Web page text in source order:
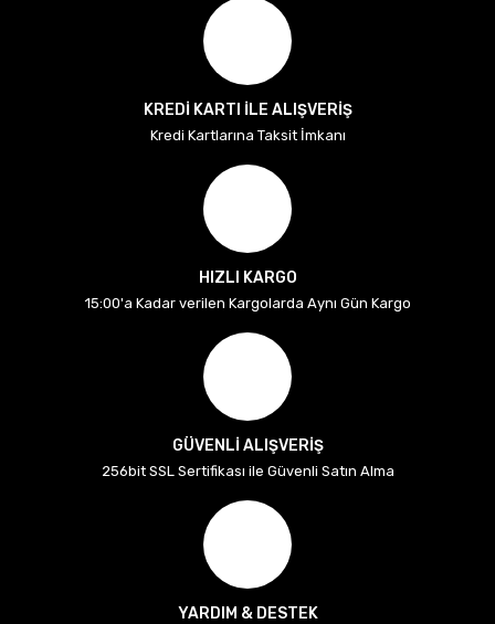
KREDİ KARTI İLE ALIŞVERİŞ
Kredi Kartlarına Taksit İmkanı
HIZLI KARGO
15:00'a Kadar verilen Kargolarda Aynı Gün Kargo
GÜVENLİ ALIŞVERİŞ
256bit SSL Sertifikası ile Güvenli Satın Alma
YARDIM & DESTEK